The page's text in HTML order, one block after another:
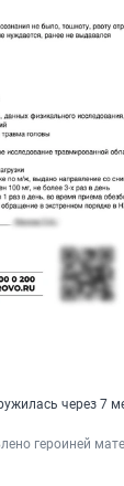
через 7
героиней